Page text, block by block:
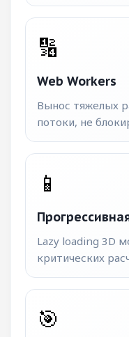
🔢
Web Workers
Вынос тяжелых
потоки, не
📱
Lazy loading 3D
критических
🎯